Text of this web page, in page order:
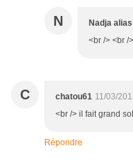
N Nadja
<br /> <br /
C chatou61 11/03/
<br /> il fait grand
Répondre